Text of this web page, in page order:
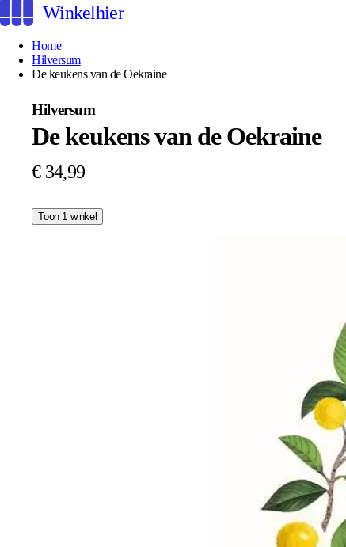
Winkelhier
Home
Hilversum
De keukens van de Oekraine
Hilversum
De keukens van de Oekraine
€ 34,99
Toon 1 winkel